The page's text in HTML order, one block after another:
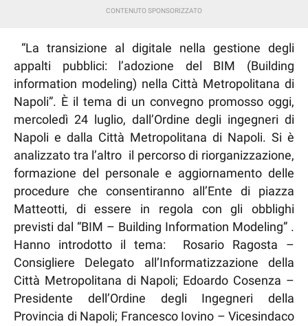
“La transizione al digitale nella gestione degli
appalti pubblici: l’adozione del BIM (Building
information modeling) nella Città Metropolitana di
Napoli”. È il tema di un convegno promosso oggi,
mercoledì 24 luglio, dall’Ordine degli ingegneri di
Napoli e dalla Città Metropolitana di Napoli. Si è
analizzato tra l’altro il percorso di riorganizzazione,
formazione del personale e aggiornamento delle
procedure che consentiranno all’Ente di piazza
Matteotti, di essere in regola con gli obblighi
previsti dal “BIM – Building Information Modeling” .
Hanno introdotto il tema: Rosario Ragosta –
Consigliere Delegato all’Informatizzazione della
Città Metropolitana di Napoli; Edoardo Cosenza –
Presidente dell’Ordine degli Ingegneri della
Provincia di Napoli; Francesco Iovino – Vicesindaco